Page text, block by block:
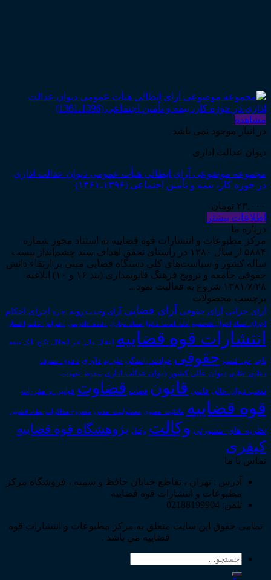
مشاهده
در انبار موجود نمی باشد
دیوان عدالت اداری
مجموعه موضوعی آرای ابطالی هیأت عمومی دیوان عدالت اداری
در حوزه کار، بیمه و تأمین اجتماعی (۱۳۹۶ـ۱۳۶۱)
۲۳,۰۰۰ تومان
اطلاعات بیشتر
درباره ما
مرکز مطبوعات و انتشارات قوه قضاییه به استناد مجوز شماره
۵۸۸۴ از سال ۱۳۸۰ در راستای تحقق اهداف سند چشم‌انداز بیست
ساله کشور و سیاست‌های کلی دستگاه قضایی مبنی بر ارتقاء دانش
حقوقی جامعه و ترویج فرهنگ قانونمداری (بند ۱۶ و ۱۰) ابلاغیه
۱۳۸۱/۷/۲۸ شروع به فعالیت نمود...
برچسب محصولات
آرای جزایی آرای حقوقی آرای قضایی آرای وحدت رویه اجاره اجرای احکام
اجرای اسناد احوال شخصیه ادله_اثبات_دعوا اسناد_تجاری اعاده_دادرسی اعتراض_ثالث اعسار
انتشارات قوه قضاییه انتقال_مال_غیر انحلال_نکاح بانک بیمه
تاجر حق_کسب حقوقی حوادث_رانندگی خلع_ید داوری دعاوی_تصرف
دعاوی_طاری دیوان عالی کشور دیوان عدالت اداری سقوط_تعهدات
شعب_دیوان_عالی قاضی قانون قضات قضاوت قوانین_و_مقررات
قوه قضاییه مالکیت_معنوی مسئولیت_مدنی مشروح مذاکرات نظام قضایی
نظریه_های_مشورتی وکالت وکیل پژوهشگاه قوه قضاییه
کیفری
تماس با ما
آدرس : تهران ، تقاطع خیابان حافظ و سمیه ، فروشگاه مرکز
مطبوعات و انتشارات قوه قضاییه
تلفن: 02188199904
تمامی حقوق این سایت متعلق به مرکز مطبوعات و انتشارات قوه
قضاییه می باشد .
جستجو